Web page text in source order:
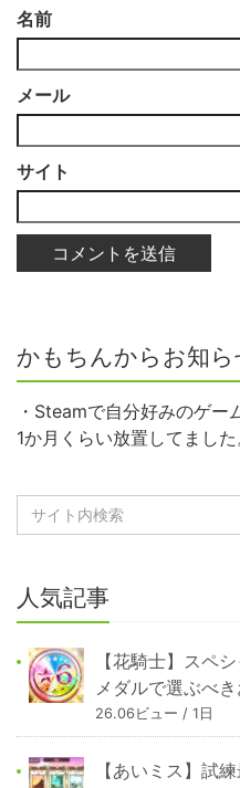
名前
メール
サイト
かもちんからお知ら
・Steamで自分好みのゲ
1か月くらい放置してました
人気記事
【花騎士】スペ
メダルで選ぶべ
26.06ビュー / 1日
【あいミス】試